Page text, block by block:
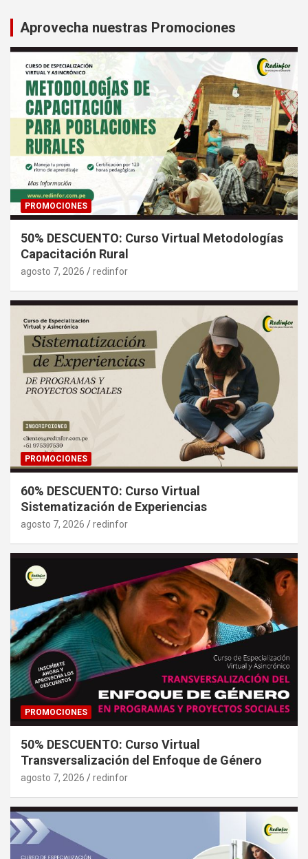
Aprovecha nuestras Promociones
PROMOCIONES
50% DESCUENTO: Curso Virtual Metodologías
Capacitación Rural
agosto 7, 2026 redinfor
PROMOCIONES
60% DESCUENTO: Curso Virtual
Sistematización de Experiencias
agosto 7, 2026 redinfor
PROMOCIONES
50% DESCUENTO: Curso Virtual
Transversalización del Enfoque de Género
agosto 7, 2026 redinfor